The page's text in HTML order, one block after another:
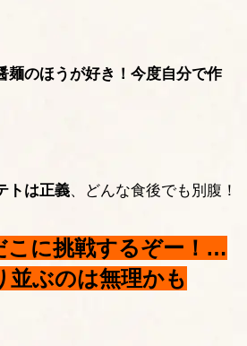
麺のほうが好き！今度自分で作
トは正義、どんな食後でも別腹！
こに挑戦するぞー！…
並ぶのは無理かも